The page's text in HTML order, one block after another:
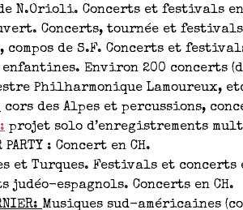
N.Orioli. Concerts et festivals en
Concerts, tournée et
de S.F. Concerts et
enfantines. Environ 200 concerts
Philharmonique Lamoureux,
cors des Alpes et percussions,
projet solo d’enregistrements
PARTY : Concert en CH.
et Turques. Festivals et concerts
judéo-espagnols. Concerts en CH.
Musiques sud-américaines